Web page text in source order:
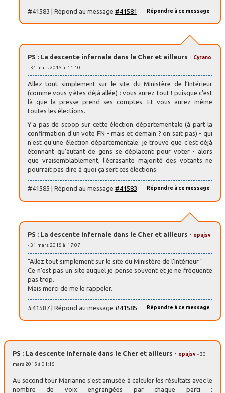
Répondre à ce message
#41583 | Répond au message #41581
PS : La descente infernale dans le Cher et ailleurs - Cyrano
- 31 mars 2015 à 11:10
Allez tout simplement sur le site du Ministère de l’Intérieur
(comme vous y êtes déjà allée) : vous aurez tout ! puisque c’est
là que la presse prend ses comptes. Et vous aurez même
toutes les élections.
Y’a pas de scoop sur cette élection départementale (à part la
confirmation d’un vote FN - mais et demain ? on sait pas) - qui
n’est qu’une élection départementale. je trouve que c’est déjà
étonnant qu’autant de gens se déplacent pour voter - alors
que vraisemblablement, l’écrasante majorité des votants ne
pourrait pas dire à quoi ça sert ces élections.
Répondre à ce message
#41585 | Répond au message #41583
PS : La descente infernale dans le Cher et ailleurs - epujsv
- 31 mars 2015 à 17:07
"Allez tout simplement sur le site du Ministère de l’Intérieur "
Ce n’est pas un site auquel je pense souvent et je ne fréquente
pas trop.
Mais merci de me le rappeler.
Répondre à ce message
#41587 | Répond au message #41585
PS : La descente infernale dans le Cher et ailleurs - epujsv - 30
mars 2015 à 01:15
Au second tour Marianne s’est amusée à calculer les résultats avec le
nombre de voix engrangées par chaque parti :